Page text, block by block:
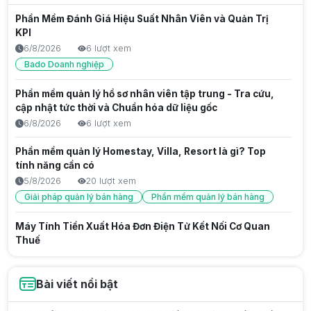
Phần Mềm Đánh Giá Hiệu Suất Nhân Viên và Quản Trị
KPI
6/8/2026
6 lượt xem
Bado Doanh nghiệp
Phần mềm quản lý hồ sơ nhân viên tập trung - Tra cứu,
cập nhật tức thời và Chuẩn hóa dữ liệu gốc
6/8/2026 6 lượt xem
Phần mềm quản lý Homestay, Villa, Resort là gì? Top
tính năng cần có
5/8/2026
20 lượt xem
Giải pháp quản lý bán hàng
Phần mềm quản lý bán hàng
Máy Tính Tiền Xuất Hóa Đơn Điện Tử Kết Nối Cơ Quan
Thuế
Website Bán Hàng Chuyên Nghiệp Tối Ưu Doanh Số
Bài viết nổi bật